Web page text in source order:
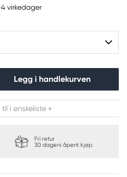
virkedager
Legg i handlekurven
til i ønskeliste »
Fri retur
30 dagers åpent kjøp.